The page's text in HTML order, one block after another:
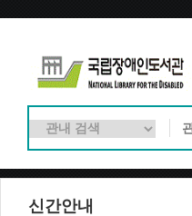
신간안내